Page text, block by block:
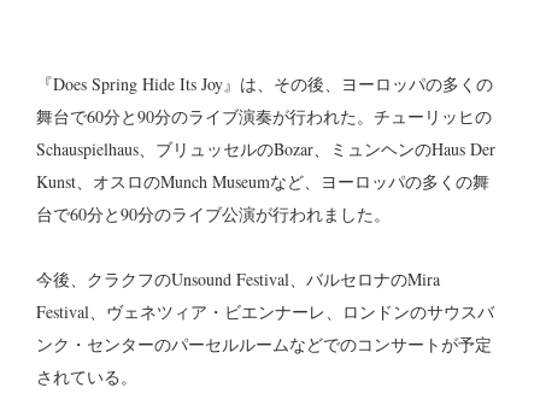
『Does Spring Hide Its Joy』は、その後、ヨーロッパの多くの
舞台で60分と90分のライブ演奏が行われた。チューリッヒの
Schauspielhaus、ブリュッセルのBozar、ミュンヘンのHaus Der
Kunst、オスロのMunch Museumなど、ヨーロッパの多くの舞
台で60分と90分のライブ公演が行われました。
今後、クラクフのUnsound Festival、バルセロナのMira
Festival、ヴェネツィア・ビエンナーレ、ロンドンのサウスバ
ンク・センターのパーセルルームなどでのコンサートが予定
されている。